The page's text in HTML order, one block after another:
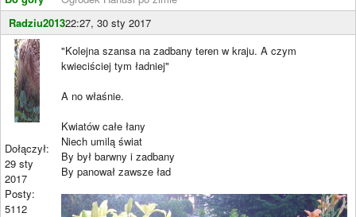
Radziu201322:27, 30 sty 2017
Dołączył:
29 sty
2017
Posty:
5112
"Kolejna szansa na zadbany teren w kraju. A czym
kwieciściej tym ładniej"
A no właśnie.
Kwiatów całe łany
Niech umilą świat
By był barwny i zadbany
By panował zawsze ład